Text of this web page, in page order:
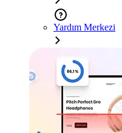
Yardım Merkezi